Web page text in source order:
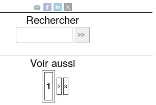
Rechercher
Voir aussi
1 2 3